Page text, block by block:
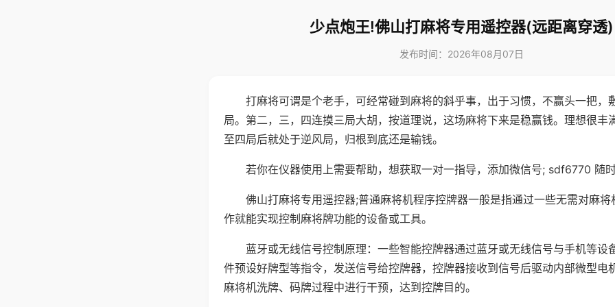
少点炮王!佛山打麻将专用遥控器(远距离穿透)
发布时间：2026年08月07日
打麻将可谓是个老手，可经常碰到麻将的斜乎事，出于习惯，不赢头一把，
局。第二，三，四连摸三局大胡，按道理说，这场麻将下来是稳赢钱。理想很丰
至四局后就处于逆风局，归根到底还是输钱。
若你在仪器使用上需要帮助，想获取一对一指导，添加微信号; sdf6770 随
佛山打麻将专用遥控器;普通麻将机程序控牌器一般是指通过一些无需对麻
作就能实现控制麻将牌功能的设备或工具。
蓝牙或无线信号控制原理：一些智能控牌器通过蓝牙或无线信号与手机等设
件预设好牌型等指令，发送信号给控牌器，控牌器接收到信号后驱动内部微型电
麻将机洗牌、码牌过程中进行干预，达到控牌目的。